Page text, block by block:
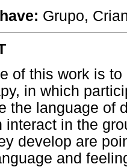
Grupo,
of this work is
in which
the language of
interact in the
develop are
and